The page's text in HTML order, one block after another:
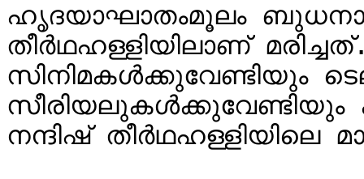
ഹൃദയാഘാതംമൂലം
തീർഥഹള്ളിയിലാണ്
സിനിമകൾക്കുവേണ്ടിയും
നന്ദിഷ്